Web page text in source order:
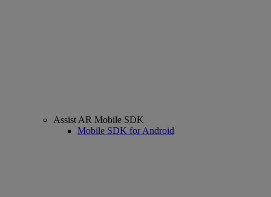
Assist AR Mobile SDK
Mobile SDK for Android